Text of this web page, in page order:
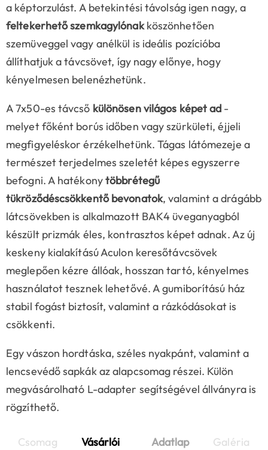
a képtorzulást. A betekintési távolság igen nagy, a
feltekerhető szemkagylónakköszönhetően
szemüveggel vagy anélkül is ideális pozícióba
állíthatjuk a távcsövet, így nagy előnye, hogy
kényelmesen belenézhetünk.
A 7x50-es távcső különösen világos képet ad -
melyet főként borús időben vagy szürkületi, éjjeli
megfigyeléskor érzékelhetünk. Tágas látómezeje a
természet terjedelmes szeletét képes egyszerre
befogni. A hatékonytöbbrétegű
tükröződéscsökkentő bevonatok, valamint a drágább
látcsövekben is alkalmazott BAK4 üveganyagból
készült prizmák éles, kontrasztos képet adnak. Az új
keskeny kialakítású Aculon keresőtávcsövek
meglepően kézre állóak, hosszan tartó, kényelmes
használatot tesznek lehetővé. A gumiborítású ház
stabil fogást biztosít, valamint a rázkódásokat is
csökkenti.
Egy vászon hordtáska, széles nyakpánt, valamint a
lencsevédő sapkák az alapcsomag részei. Külön
megvásárolható L-adapter segítségével állványra is
rögzíthető.
Csomag
Vásárlói
Adatlap Galéria